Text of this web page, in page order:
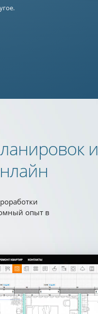
и
опыт в